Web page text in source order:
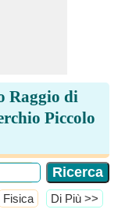
Raggio di
Piccolo
Fisica ​Di Più >>